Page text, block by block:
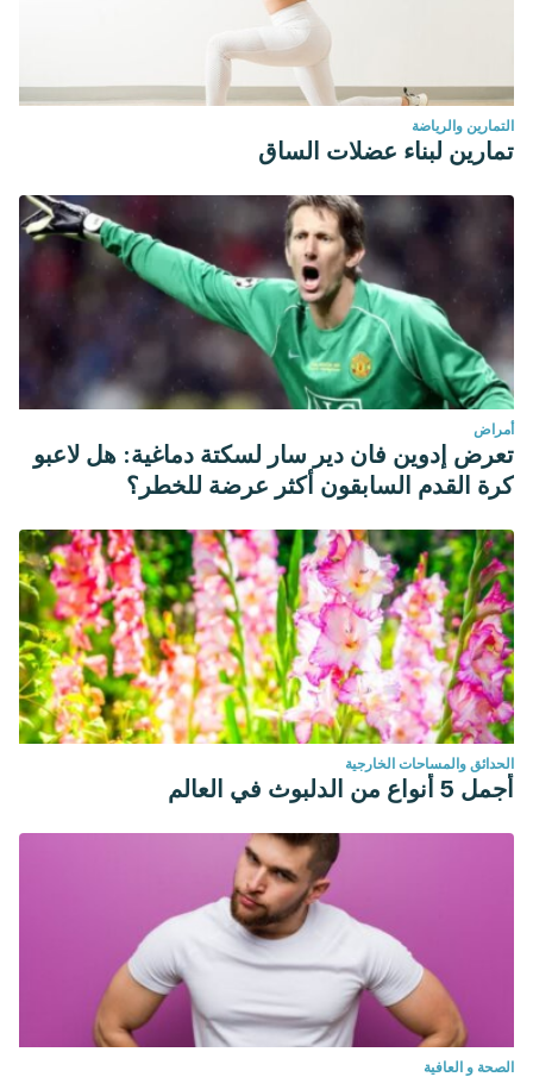
التمارين والرياضة
تمارين لبناء عضلات الساق
أمراض
تعرض إدوين فان دير سار لسكتة دماغية: هل لاعبو
كرة القدم السابقون أكثر عرضة للخطر؟
الحدائق والمساحات الخارجية
أجمل 5 أنواع من الدلبوث في العالم
الصحة و العافية